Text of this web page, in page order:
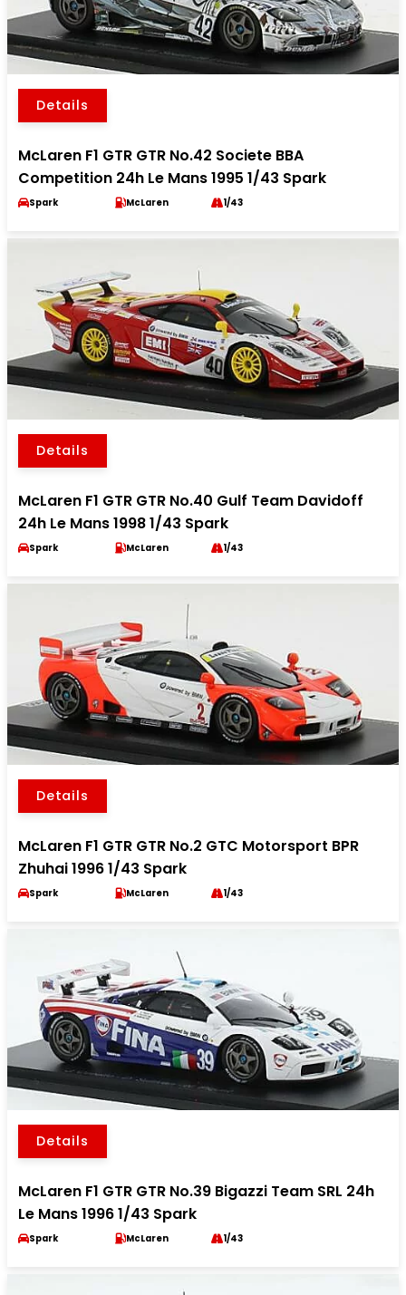
Details
McLaren F1 GTR GTR No.42 Societe BBA
Competition 24h Le Mans 1995 1/43 Spark
Spark McLaren 1/43
Details
McLaren F1 GTR GTR No.40 Gulf Team Davidoff
24h Le Mans 1998 1/43 Spark
Spark McLaren 1/43
Details
McLaren F1 GTR GTR No.2 GTC Motorsport BPR
Zhuhai 1996 1/43 Spark
Spark McLaren 1/43
Details
McLaren F1 GTR GTR No.39 Bigazzi Team SRL 24h
Le Mans 1996 1/43 Spark
Spark McLaren 1/43